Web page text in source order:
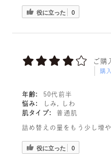
役に立った 0
ご購
購
年齢:
50代前半
悩み:
しみ, しわ
肌タイプ:
普通肌
詰め替えの量をもう少し増
役に立った 0